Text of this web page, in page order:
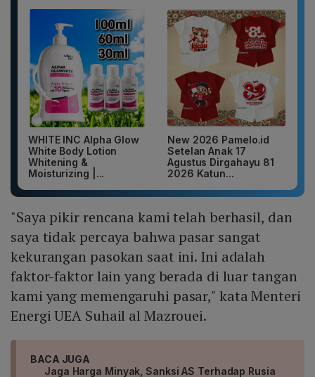
WHITE INC Alpha Glow
White Body Lotion
Whitening &
Moisturizing |...
New 2026 Pamelo.id
Setelan Anak 17
Agustus Dirgahayu 81
2026 Katun...
"Saya pikir rencana kami telah berhasil, dan
saya tidak percaya bahwa pasar sangat
kekurangan pasokan saat ini. Ini adalah
faktor-faktor lain yang berada di luar tangan
kami yang memengaruhi pasar," kata Menteri
Energi UEA Suhail al Mazrouei.
BACA JUGA
Jaga Harga Minyak, Sanksi AS Terhadap Rusia